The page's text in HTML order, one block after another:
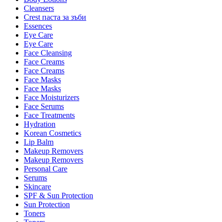
Cleansers
Crest паста за зъби
Essences
Eye Care
Eye Care
Face Cleansing
Face Creams
Face Creams
Face Masks
Face Masks
Face Moisturizers
Face Serums
Face Treatments
Hydration
Korean Cosmetics
Lip Balm
Makeup Removers
Makeup Removers
Personal Care
Serums
Skincare
SPF & Sun Protection
Sun Protection
Toners